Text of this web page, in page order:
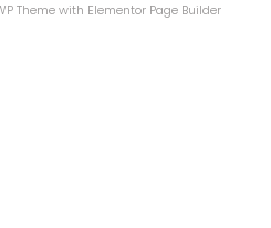
Theme with Elementor Page Builder